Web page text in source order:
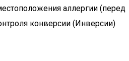
аллергии (перед
конверсии (Инверсии)